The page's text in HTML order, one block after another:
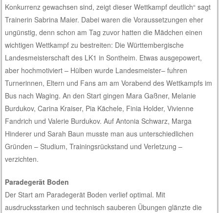
Konkurrenz gewachsen sind, zeigt dieser Wettkampf deutlich“ sagt
Trainerin Sabrina Maier. Dabei waren die Voraussetzungen eher
ungünstig, denn schon am Tag zuvor hatten die Mädchen einen
wichtigen Wettkampf zu bestreiten: Die Württembergische
Landesmeisterschaft des LK1 in Sontheim. Etwas ausgepowert,
aber hochmotiviert – Hülben wurde Landesmeister– fuhren
Turnerinnen, Eltern und Fans am am Vorabend des Wettkampfs im
Bus nach Waging. An den Start gingen Mara Gaßner, Melanie
Burdukov, Carina Kraiser, Pia Kächele, Finia Holder, Vivienne
Fandrich und Valerie Burdukov. Auf Antonia Schwarz, Marga
Hinderer und Sarah Baun musste man aus unterschiedlichen
Gründen – Studium, Trainingsrückstand und Verletzung –
verzichten.
Paradegerät Boden
Der Start am Paradegerät Boden verlief optimal. Mit
ausdrucksstarken und technisch sauberen Übungen glänzte die